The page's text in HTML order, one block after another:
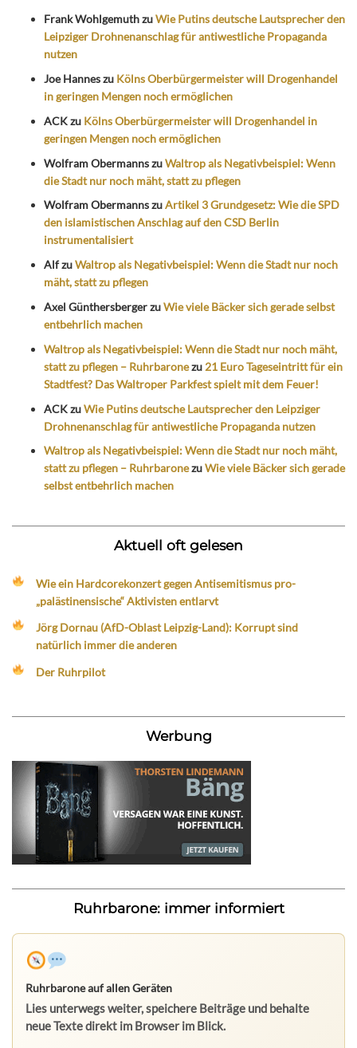
Frank WohlgemuthzuWie Putins deutsche Lautsprecher den
Leipziger Drohnenanschlag für antiwestliche Propaganda
nutzen
Joe Hanneszu Kölns Oberbürgermeister will Drogenhandel
in geringen Mengen noch ermöglichen
ACKzu Kölns Oberbürgermeister will Drogenhandel in
geringen Mengen noch ermöglichen
Wolfram ObermannszuWaltrop als Negativbeispiel: Wenn
die Stadt nur noch mäht, statt zu pflegen
Wolfram ObermannszuArtikel 3 Grundgesetz: Wie die SPD
den islamistischen Anschlag auf den CSD Berlin
instrumentalisiert
AlfzuWaltrop als Negativbeispiel: Wenn die Stadt nur noch
mäht, statt zu pflegen
Axel GünthersbergerzuWie viele Bäcker sich gerade selbst
entbehrlich machen
Waltrop als Negativbeispiel: Wenn die Stadt nur noch mäht,
statt zu pflegen – Ruhrbaronezu 21 Euro Tageseintritt für ein
Stadtfest? Das Waltroper Parkfest spielt mit dem Feuer!
ACKzuWie Putins deutsche Lautsprecher den Leipziger
Drohnenanschlag für antiwestliche Propaganda nutzen
Waltrop als Negativbeispiel: Wenn die Stadt nur noch mäht,
statt zu pflegen – RuhrbaronezuWie viele Bäcker sich gerade
selbst entbehrlich machen
Aktuell oft gelesen
Wie ein Hardcorekonzert gegen Antisemitismus pro-
„palästinensische“ Aktivisten entlarvt
Jörg Dornau (AfD-Oblast Leipzig-Land): Korrupt sind
natürlich immer die anderen
Der Ruhrpilot
Werbung
Ruhrbarone: immer informiert
Ruhrbarone auf allen Geräten
Lies unterwegs weiter, speichere Beiträge und behalte
neue Texte direkt im Browser im Blick.